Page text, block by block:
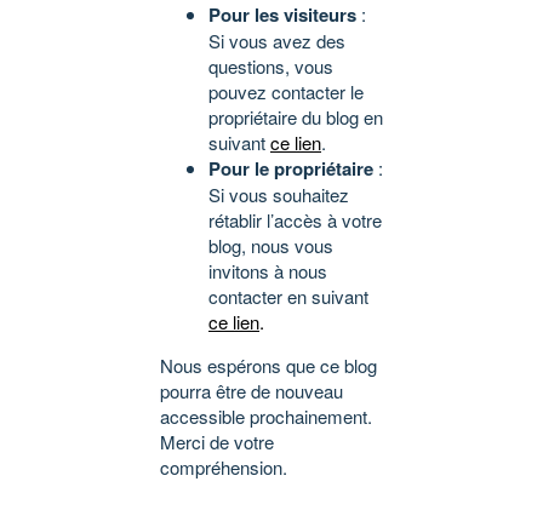
Pour les visiteurs :
Si vous avez des
questions, vous
pouvez contacter le
propriétaire du blog en
suivantce lien.
Pour le propriétaire :
Si vous souhaitez
rétablir l’accès à votre
blog, nous vous
invitons à nous
contacter en suivant
ce lien.
Nous espérons que ce blog
pourra être de nouveau
accessible prochainement.
Merci de votre
compréhension.